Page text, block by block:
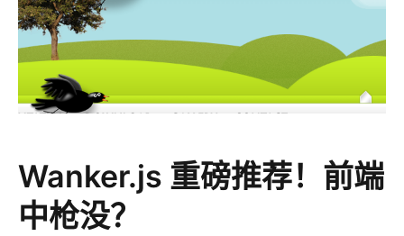
Wanker.js 重磅推荐！前端
中枪没？